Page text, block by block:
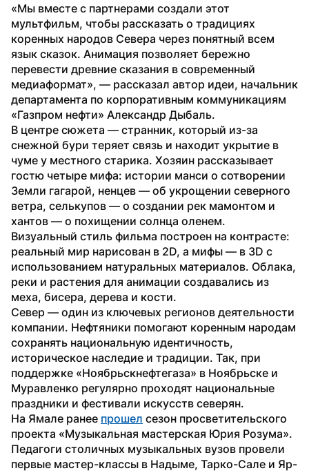
«Мы вместе с партнерами создали этот
мультфильм, чтобы рассказать о традициях
коренных народов Севера через понятный всем
язык сказок. Анимация позволяет бережно
перевести древние сказания в современный
медиаформат», — рассказал автор идеи, начальник
департамента по корпоративным коммуникациям
«Газпром нефти» Александр Дыбаль.
В центре сюжета — странник, который из-за
снежной бури теряет связь и находит укрытие в
чуме у местного старика. Хозяин рассказывает
гостю четыре мифа: истории манси о сотворении
Земли гагарой, ненцев — об укрощении северного
ветра, селькупов — о создании рек мамонтом и
хантов — о похищении солнца оленем.
Визуальный стиль фильма построен на контрасте:
реальный мир нарисован в 2D, а мифы — в 3D с
использованием натуральных материалов. Облака,
реки и растения для анимации создавались из
меха, бисера, дерева и кости.
Север — один из ключевых регионов деятельности
компании. Нефтяники помогают коренным народам
сохранять национальную идентичность,
историческое наследие и традиции. Так, при
поддержке «Ноябрьскнефтегаза» в Ноябрьске и
Муравленко регулярно проходят национальные
праздники и фестивали искусств северян.
На Ямале ранее прошел сезон просветительского
проекта «Музыкальная мастерская Юрия Розума».
Педагоги столичных музыкальных вузов провели
первые мастер-классы в Надыме, Тарко-Сале и Яр-